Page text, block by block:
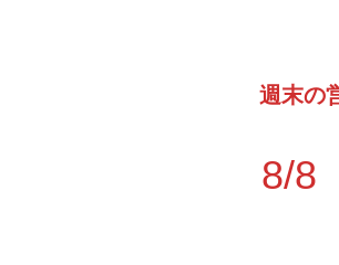
週末の
8/8